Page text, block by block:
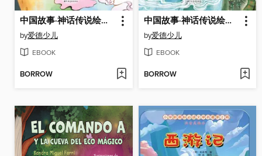
中国故事·神话传说绘本·嫦娥奔月
by爱德少儿
EBOOK
BORROW
中国故事·神话传说绘本·共工触山
by爱德少儿
EBOOK
BORROW